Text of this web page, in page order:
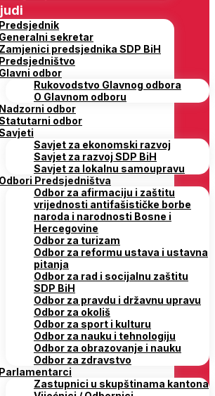
Predsjednik
Generalni sekretar
Zamjenici predsjednika SDP BiH
Predsjedništvo
Glavni odbor
Rukovodstvo Glavnog odbora
O Glavnom odboru
Nadzorni odbor
odbor
Savjet za ekonomski razvoj
Savjet za razvoj SDP BiH
Savjet za lokalnu samoupravu
Odbori Predsjedništva
Odbor za afirmaciju i zaštitu
vrijednosti antifašističke borbe
naroda i narodnosti Bosne i
Hercegovine
Odbor za turizam
Odbor za reformu ustava i ustavna
pitanja
Odbor za rad i socijalnu zaštitu
SDP BiH
Odbor za pravdu i državnu upravu
Odbor za okoliš
Odbor za sport i kulturu
Odbor za nauku i tehnologiju
Odbor za obrazovanje i nauku
Odbor za zdravstvo
Parlamentarci
Zastupnici u skupštinama kantona